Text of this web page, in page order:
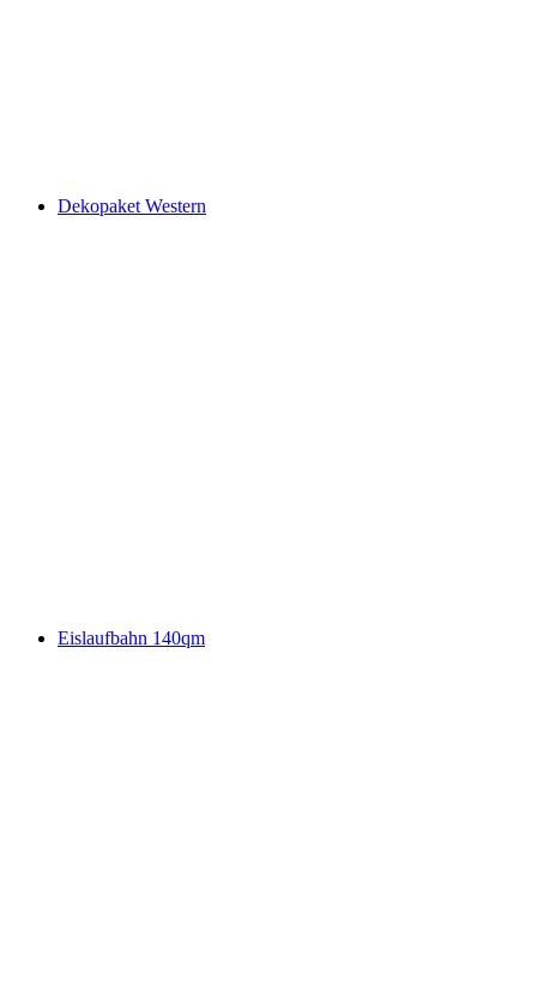
Dekopaket Western
Eislaufbahn 140qm